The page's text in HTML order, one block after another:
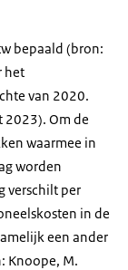
bepaald (bron:
het
van 2020.
Om de
waarmee in
worden
verschilt per
in de
een ander
Knoope, M.